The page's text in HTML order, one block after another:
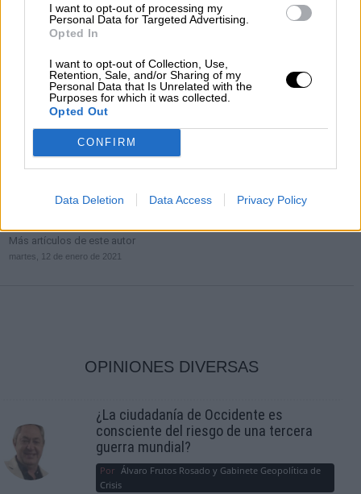
I want to opt-out of processing my
Personal Data for Targeted Advertising.
Opted In
I want to opt-out of Collection, Use,
Retention, Sale, and/or Sharing of my
Personal Data that Is Unrelated with the
Purposes for which it was collected.
Opted Out
CONFIRM
Data Deletion Data Access Privacy Policy
Vacuna Covid-19. Foto: Europa Press.
España recibe las primeras 35.700 dosis
de la vacuna de Moderna en una
semana donde casi se duplican los
casos de contagios tras las navidades
Sanidad reporta muy malos datos. Una incidencia
semanas alcanzan la cifra de 61.422, mientras que los
PorRedacción La Hora Digital
Más artículos de este autor
martes, 12 de enero de 2021
OPINIONES DIVERSAS
¿La ciudadanía de Occidente es
consciente del riesgo de una tercera
guerra mundial?
Por Álvaro Frutos Rosado y Gabinete Geopolítica de
Crisis